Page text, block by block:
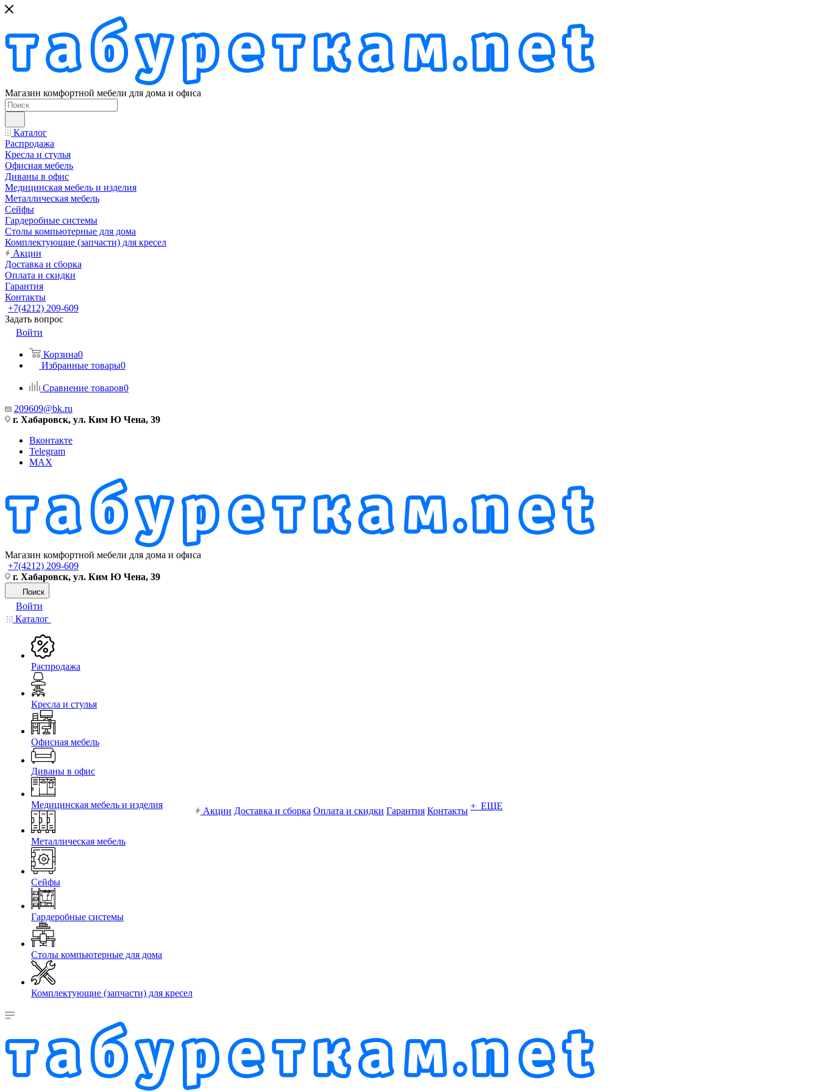
Магазин комфортной мебели для дома и офиса
Каталог
Распродажа
Кресла и стулья
Офисная мебель
Диваны в офис
Медицинская мебель и изделия
Металлическая мебель
Сейфы
Гардеробные системы
Столы компьютерные для дома
Комплектующие (запчасти) для кресел
Акции
Доставка и сборка
Оплата и скидки
Гарантия
Контакты
+7(4212) 209-609
Задать вопрос
Войти
Корзина0
Избранные товары0
Сравнение товаров0
209609@bk.ru
г. Хабаровск, ул. Ким Ю Чена, 39
Вконтакте
Telegram
MAX
Магазин комфортной мебели для дома и офиса
+7(4212) 209-609
г. Хабаровск, ул. Ким Ю Чена, 39
Поиск
Войти
Каталог
Распродажа
Кресла и стулья
Офисная мебель
Диваны в офис
Медицинская мебель и изделия
Металлическая мебель
Сейфы
Гардеробные системы
Столы компьютерные для дома
Комплектующие (запчасти) для кресел
Акции Доставка и сборка Оплата и скидки Гарантия Контакты + ЕЩЕ